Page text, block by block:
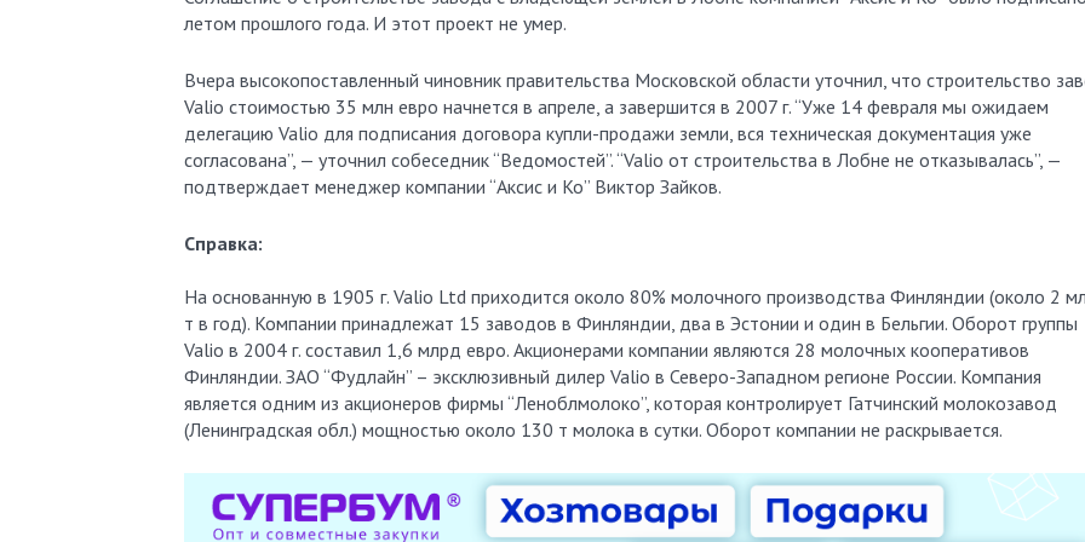
летом прошлого года. И этот проект не умер.
Вчера высокопоставленный чиновник правительства Московской области уточнил, что строительство
Valio стоимостью 35 млн евро начнется в апреле, а завершится в 2007 г. “Уже 14 февраля мы ожидаем
делегацию Valio для подписания договора купли-продажи земли, вся техническая документация уже
согласована”, — уточнил собеседник “Ведомостей”. “Valio от строительства в Лобне не отказывалась”, —
подтверждает менеджер компании “Аксис и Ко” Виктор Зайков.
Справка:
На основанную в 1905 г. Valio Ltd приходится около 80% молочного производства Финляндии (около 2
т в год). Компании принадлежат 15 заводов в Финляндии, два в Эстонии и один в Бельгии. Оборот группы
Valio в 2004 г. составил 1,6 млрд евро. Акционерами компании являются 28 молочных кооперативов
Финляндии. ЗАО “Фудлайн” – эксклюзивный дилер Valio в Северо-Западном регионе России. Компания
является одним из акционеров фирмы “Леноблмолоко”, которая контролирует Гатчинский молокозавод
(Ленинградская обл.) мощностью около 130 т молока в сутки. Оборот компании не раскрывается.